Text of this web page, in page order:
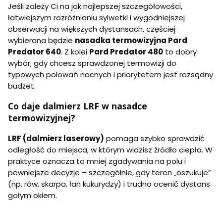
Jeśli zależy Ci na jak najlepszej szczegółowości,
łatwiejszym rozróżnianiu sylwetki i wygodniejszej
obserwacji na większych dystansach, częściej
wybierana będzie nasadka termowizyjna Pard
Predator 640. Z kolei Pard Predator 480 to dobry
wybór, gdy chcesz sprawdzonej termowizji do
typowych polowań nocnych i priorytetem jest rozsądny
budżet.
Co daje dalmierz LRF w nasadce
termowizyjnej?
LRF (dalmierz laserowy) pomaga szybko sprawdzić
odległość do miejsca, w którym widzisz źródło ciepła. W
praktyce oznacza to mniej zgadywania na polu i
pewniejsze decyzje – szczególnie, gdy teren „oszukuje”
(np. rów, skarpa, łan kukurydzy) i trudno ocenić dystans
gołym okiem.